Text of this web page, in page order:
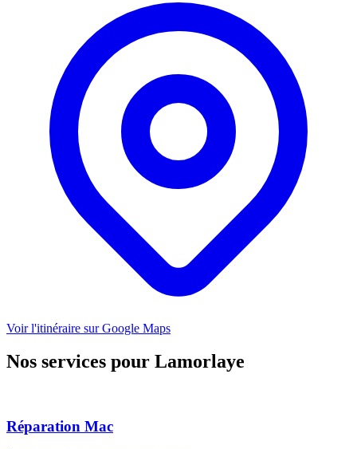
Voir l'itinéraire sur Google Maps
Nos services pour Lamorlaye
Réparation Mac